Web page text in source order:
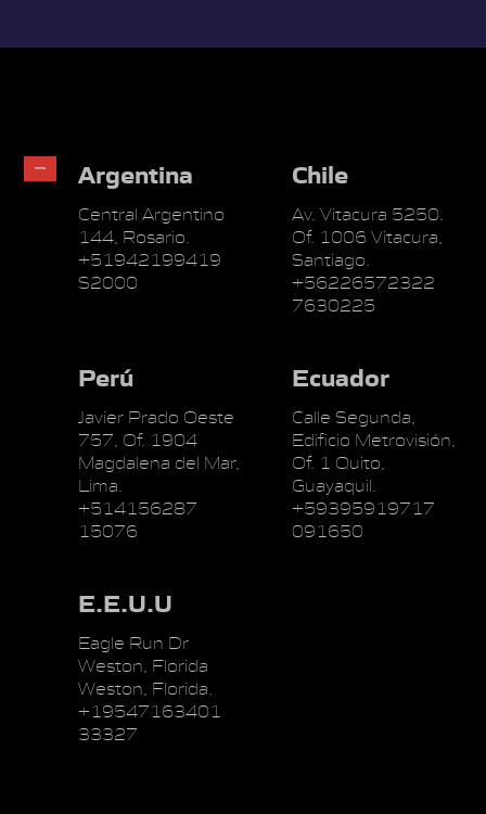
Argentina
Central Argentino
144, Rosario.
+51942199419
S2000
Chile
Av. Vitacura 5250.
Of. 1006 Vitacura,
Santiago.
+56226572322
7630225
Perú
Javier Prado Oeste
757, Of. 1904
Magdalena del Mar,
Lima.
+514156287
15076
Ecuador
Calle Segunda,
Edificio Metrovisión,
Of. 1 Quito,
Guayaquil.
+59395919717
091650
E.E.U.U
Eagle Run Dr
Weston, Florida
Weston, Florida.
+19547163401
33327